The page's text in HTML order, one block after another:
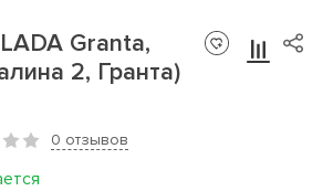
Granta,
2, Гранта)
0 отзывов